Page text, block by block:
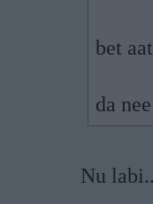
bet
da
Nu